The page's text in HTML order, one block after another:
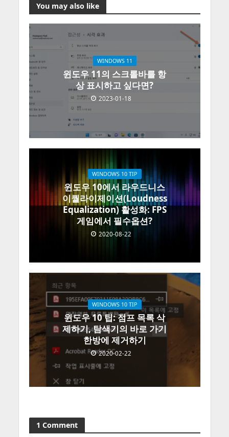
You may also like
WINDOWS 11
윈도우 11의 스크롤바를 항
상 표시하고 싶다면?
2023-01-18
WINDOWS 10 TIP
윈도우 10에서 라우드니스
이퀄라이제이션(Loudness
Equalization) 활성화: FPS
게임에서 필수옵션?
2020-08-22
WINDOWS 10 TIP
윈도우 10 팁: 점프 목록 삭
제하기, 탐색기의 바로 가기
한방에 제거하기
2020-02-22
1 Comment